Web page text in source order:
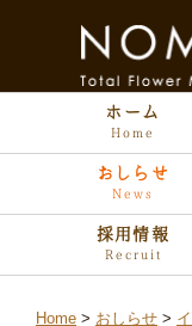
ホーム
Home
おしらせ
News
採用情報
Recruit
Home おしらせ